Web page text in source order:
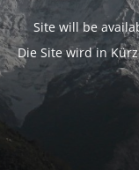
Site will be
Die Site wird in